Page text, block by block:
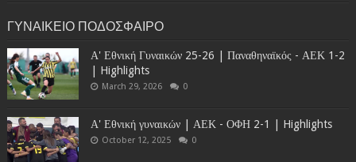
ΓΥΝΑΙΚΕΙΟ ΠΟΔΟΣΦΑΙΡΟ
Α' Εθνική Γυναικών 25-26 | Παναθηναϊκός - ΑΕΚ 1-2
| Highlights
March 29, 2026 0
Α' Εθνική γυναικών | ΑΕΚ - ΟΦΗ 2-1 | Highlights
October 12, 2025 0